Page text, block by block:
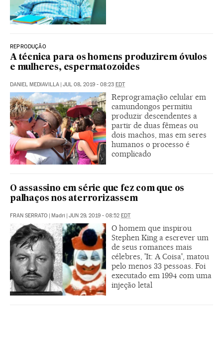
REPRODUÇÃO
A técnica para os homens produzirem óvulos
e mulheres, espermatozoides
DANIEL MEDIAVILLA | JUL 08, 2019 - 08:23 EDT
Reprogramação celular em
camundongos permitiu
produzir descendentes a
partir de duas fêmeas ou
dois machos, mas em seres
humanos o processo é
complicado
O assassino em série que fez com que os
palhaços nos aterrorizassem
FRAN SERRATO | Madri | JUN 29, 2019 - 08:52 EDT
O homem que inspirou
Stephen King a escrever um
de seus romances mais
célebres, 'It: A Coisa', matou
pelo menos 33 pessoas. Foi
executado em 1994 com uma
injeção letal